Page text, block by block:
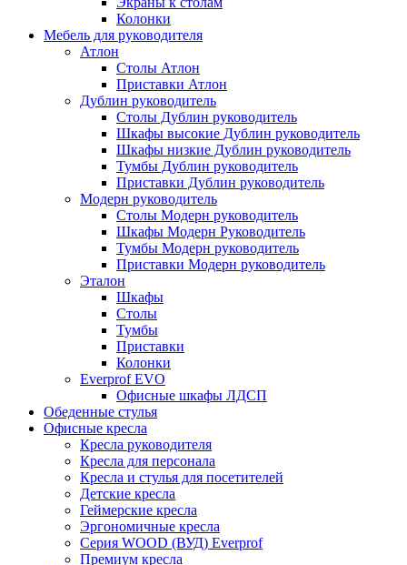
Колонки
Мебель для руководителя
Атлон
Столы Атлон
Приставки Атлон
Дублин руководитель
Столы Дублин руководитель
Шкафы высокие Дублин руководитель
Шкафы низкие Дублин руководитель
Тумбы Дублин руководитель
Приставки Дублин руководитель
Модерн руководитель
Столы Модерн руководитель
Шкафы Модерн Руководитель
Тумбы Модерн руководитель
Приставки Модерн руководитель
Эталон
Шкафы
Столы
Тумбы
Приставки
Колонки
Everprof EVO
Офисные шкафы ЛДСП
Обеденные стулья
Офисные кресла
Кресла руководителя
Кресла для персонала
Кресла и стулья для посетителей
Детские кресла
Геймерские кресла
Эргономичные кресла
Серия WOOD (ВУД) Everprof
Премиум кресла